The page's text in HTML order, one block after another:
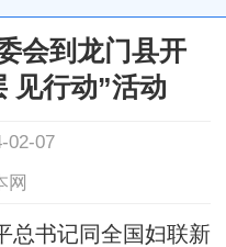
会到龙门县开
见行动”活动
02-07
网
书记同全国妇联新